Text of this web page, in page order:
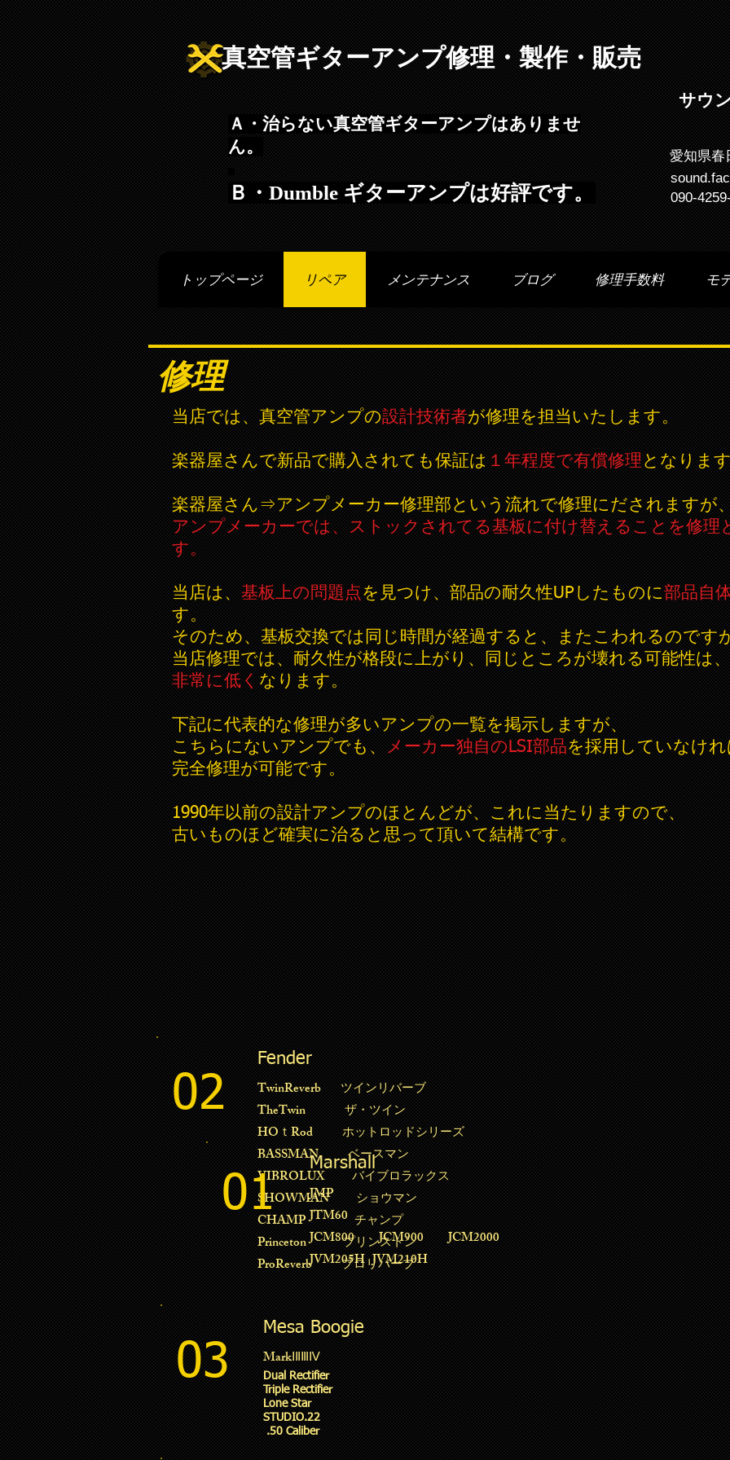
真空管ギターアンプ修理・製作・販売
サウ
Ａ・治らない真空管ギターアンプはありませ
ん。
Ｂ・Dumble ギターアンプは好評です。
愛知県
090-
トップページ リペア メンテナンス ブログ 修理手数料 モ
修理
当店では、真空管アンプの設計技術者が修理を担当いたします。
楽器屋さんで新品で購入されても保証は １年程度で有償修理 となりま
楽器屋さん⇒アンプメーカー修理部という流れで修理にだされますが
アンプメーカーでは、ストックされてる基板に付け替えることを修理
す。
当店は、 基板上の問題点を見つけ、部品の耐久性UPしたものに部品自
す。
そのため、基板交換では同じ時間が経過すると、またこわれるのです
当店修理では、耐久性が格段に上がり、同じところが壊れる可能性は、
非常に低く なります。
下記に代表的な修理が多いアンプの一覧を掲示しますが、
こちらにないアンプでも、 メーカー独自のLSI部品を採用していなけ
完全修理が可能です。
1990年以前の設計アンプのほとんどが、これに当たりますので、
​古いものほど確実に治ると思って頂いて結構です。
02
Fender
TwinReverb ツインリバーブ
TheTwin ザ・ツイン
HOｔRod ホットロッドシリーズ
BASSMAN ベースマン
VIBROLUX バイブロラックス
SHOWMAN ショウマン
CHAMP チャンプ
Princeton プリンストン
ProReverb プロリバーブ
01
Marshall
JMP
JTM60
JCM800 JCM900 JCM2000
JVM205H JVM210H
03
Mesa Boogie
MarkⅠⅡⅢⅣ
Dual Rectifier
Triple Rectifier
Lone Star
STUDIO.22
.50 Caliber